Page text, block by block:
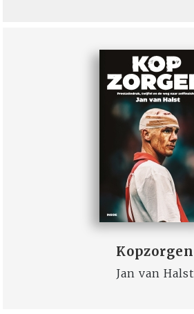
Kopzorgen
Jan van Halst